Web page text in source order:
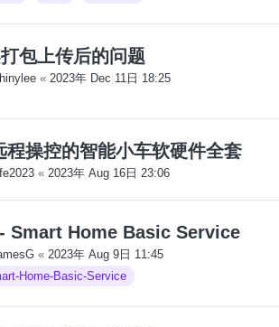
包上传后的问题
« 2023年 Dec 11日 18:25
程操控的智能小车软硬件全套
« 2023年 Aug 16日 23:06
Smart Home Basic Service
« 2023年 Aug 9日 11:45
Home-Basic-Service